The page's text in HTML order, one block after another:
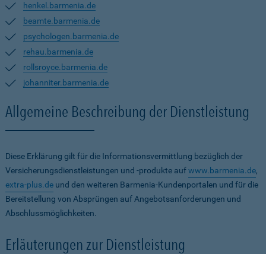
henkel.barmenia.de
beamte.barmenia.de
psychologen.barmenia.de
rehau.barmenia.de
rollsroyce.barmenia.de
johanniter.barmenia.de
Allgemeine Beschreibung der Dienstleistung
Diese Erklärung gilt für die Informationsvermittlung bezüglich der
Versicherungsdienstleistungen und -produkte aufwww.barmenia.de,
extra-plus.de und den weiteren Barmenia-Kundenportalen und für die
Bereitstellung von Absprüngen auf Angebotsanforderungen und
Abschlussmöglichkeiten.
Erläuterungen zur Dienstleistung